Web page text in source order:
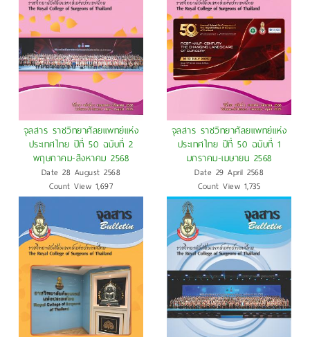
จุลสาร ราชวิทยาศัลยแพทย์แห่ง
ประเทศไทย ปีที่ 50 ฉบับที่ 2
พฤษภาคม-สิงหาคม 2568
Date 28 August 2568
Count View 1,697
จุลสาร ราชวิทยาศัลยแพทย์แห่ง
ประเทศไทย ปีที่ 50 ฉบับที่ 1
มกราคม-เมษายน 2568
Date 29 April 2568
Count View 1,735